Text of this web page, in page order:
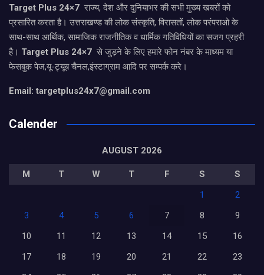
Target Plus 24×7 राज्य, देश और दुनियाभर की सभी मुख्य खबरों को
प्रसारित करता है। उत्तराखण्ड की लोक संस्कृति, विरासतों, लोक परंपराओ के
साथ-साथ आर्थिक, सामाजिक राजनीतिक व धार्मिक गतिविधियों का सजग प्रहरी
है। Target Plus 24×7 से जुड़ने के लिए हमारे फोन नंबर के माध्यम या
फेसबुक पेज,यू-ट्यूब चैनल,इंस्टाग्राम आदि पर सम्पर्क करे।
Email: targetplus24x7@gmail.com
Calender
AUGUST 2026
M T W T F S
S
1
2
3
4 5 6 7 8
9
10
11 12 13 14 15
16
17
18 19 20 21 22
23